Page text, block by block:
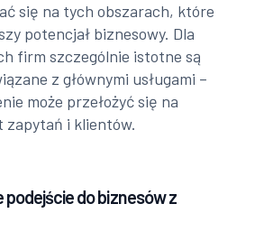
się na tych obszarach, które
potencjał biznesowy. Dla
firm szczególnie istotne są
z głównymi usługami –
może przełożyć się na
zapytań i klientów.
podejście do biznesów z